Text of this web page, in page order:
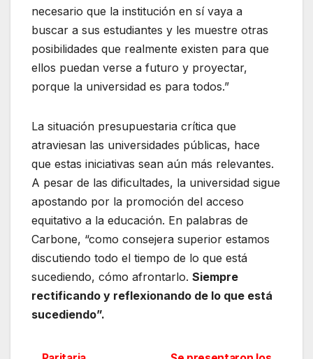
necesario que la institución en sí vaya a
buscar a sus estudiantes y les muestre otras
posibilidades que realmente existen para que
ellos puedan verse a futuro y proyectar,
porque la universidad es para todos.”
La situación presupuestaria crítica que
atraviesan las universidades públicas, hace
que estas iniciativas sean aún más relevantes.
A pesar de las dificultades, la universidad sigue
apostando por la promoción del acceso
equitativo a la educación. En palabras de
Carbone, “como consejera superior estamos
discutiendo todo el tiempo de lo que está
sucediendo, cómo afrontarlo. Siempre
rectificando y reflexionando de lo que está
sucediendo”.